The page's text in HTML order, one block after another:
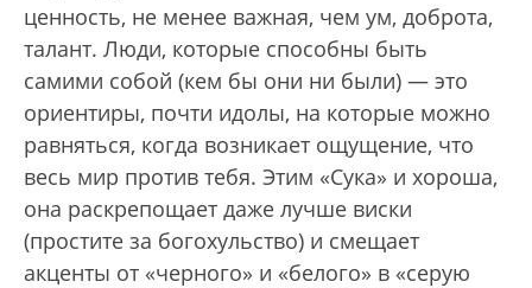
ценность, не менее важная, чем ум, доброта,
талант. Люди, которые способны быть
самими собой (кем бы они ни были) — это
ориентиры, почти идолы, на которые можно
равняться, когда возникает ощущение, что
весь мир против тебя. Этим «Сука» и хороша,
она раскрепощает даже лучше виски
(простите за богохульство) и смещает
акценты от «черного» и «белого» в «серую